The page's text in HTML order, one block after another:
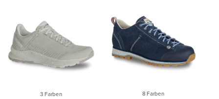
3 Farben 8 Farben